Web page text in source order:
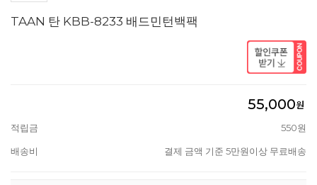
TAAN 탄 KBB-8233 배드민턴백팩
55,000원
적립금
550원
배송비 결제 금액 기준 5만원이상 무료배송